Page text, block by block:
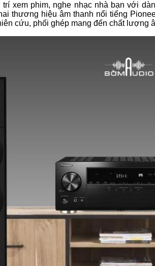
trí xem phim, nghe nhạc nhà bạn với
thương hiệu âm thanh nổi tiếng
cứu, phối ghép mang đến chất lượng